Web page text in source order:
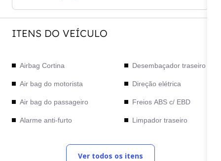
ITENS DO VEÍCULO
Airbag Cortina
Air bag do motorista
Air bag do passageiro
Alarme anti-furto
Assistente de Partida
Desembaçador traseiro
Direção elétrica
Freios ABS c/ EBD
Limpador traseiro
Piloto automático
Ver todos os itens